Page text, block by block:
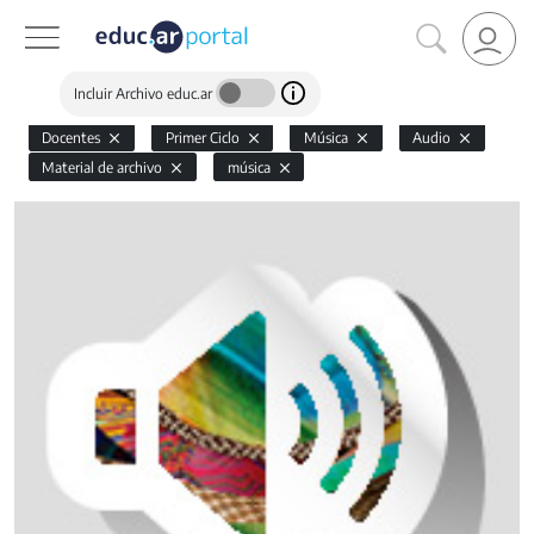
Incluir Archivo educ.ar
Docentes Primer Ciclo Música
Audio
Material de archivo
música